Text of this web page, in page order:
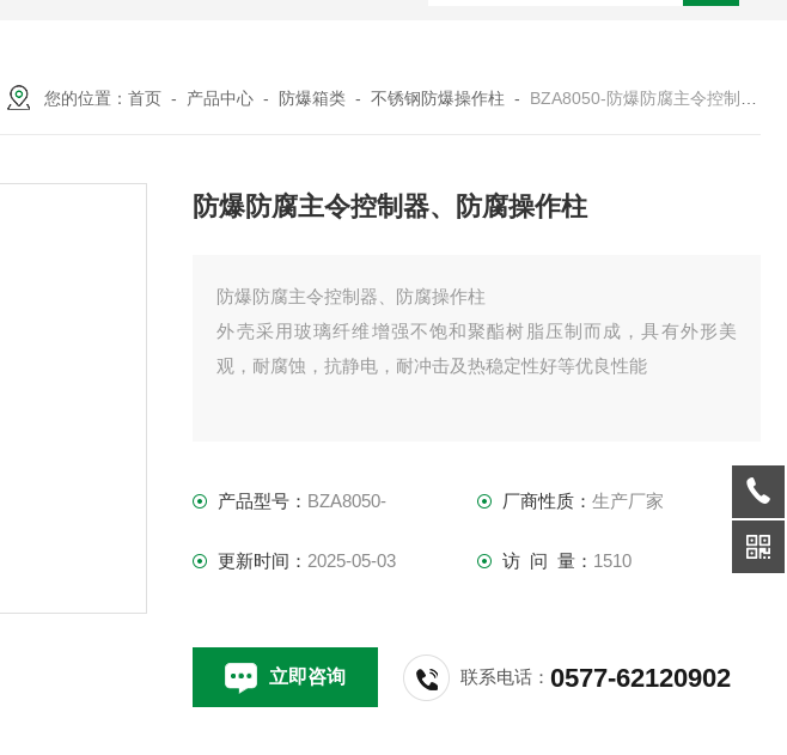
您的位置：首页 - 产品中心 - 防爆箱类 -不锈钢防爆操作柱 - BZA8050-防爆防腐主令控制器、防腐操作柱
防爆防腐主令控制器、防腐操作柱
防爆防腐主令控制器、防腐操作柱
外壳采用玻璃纤维增强不饱和聚酯树脂压制而成，具有外形美
观，耐腐蚀，抗静电，耐冲击及热稳定性好等优良性能
产品型号： BZA8050- 厂商性质： 生产厂家
更新时间： 2025-05-03 访 问 量： 1510
立即咨询 联系电话：0577-62120902